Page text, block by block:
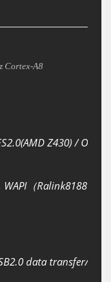
Cortex-A8
Z430) /
（Ralink8188）
data transfer/